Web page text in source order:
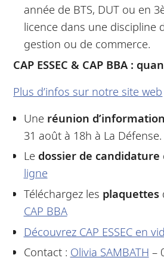
année de BTS, DUT ou en
licence dans une discipline
gestion ou de commerce.
CAP ESSEC & CAP BBA :
Plus d’infos sur notre site web
Une réunion d’information
31 août à 18h à La Défense.
Le dossier de candidature
ligne
Téléchargez les plaquettes
CAP BBA
Découvrez CAP ESSEC en
Contact : Olivia SAMBATH –